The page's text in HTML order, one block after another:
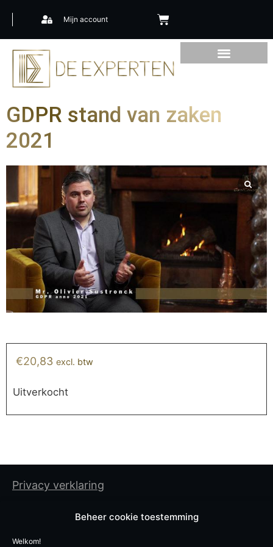
Beheer cookie toestemming
Welkom!
Mijn account
GDPR stand van zaken
2021
€20,83 excl. btw
Uitverkocht
Privacy verklaring
Algemene gebruiksvoorwaarden